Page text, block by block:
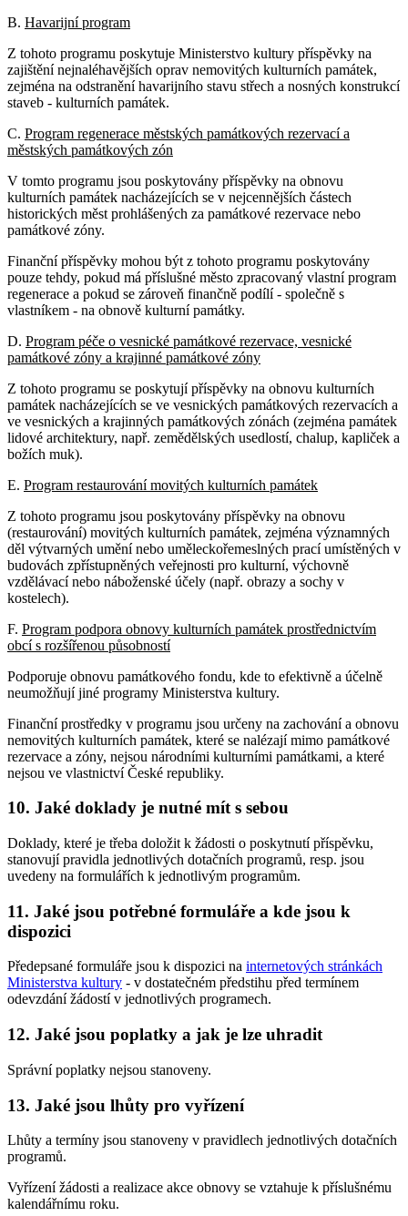
B. Havarijní program
Z tohoto programu poskytuje Ministerstvo kultury příspěvky na
zajištění nejnaléhavějších oprav nemovitých kulturních památek,
zejména na odstranění havarijního stavu střech a nosných konstrukcí
staveb - kulturních památek.
C. Program regenerace městských památkových rezervací a
městských památkových zón
V tomto programu jsou poskytovány příspěvky na obnovu
kulturních památek nacházejících se v nejcennějších částech
historických měst prohlášených za památkové rezervace nebo
památkové zóny.
Finanční příspěvky mohou být z tohoto programu poskytovány
pouze tehdy, pokud má příslušné město zpracovaný vlastní program
regenerace a pokud se zároveň finančně podílí - společně s
vlastníkem - na obnově kulturní památky.
D. Program péče o vesnické památkové rezervace, vesnické
památkové zóny a krajinné památkové zóny
Z tohoto programu se poskytují příspěvky na obnovu kulturních
památek nacházejících se ve vesnických památkových rezervacích a
ve vesnických a krajinných památkových zónách (zejména památek
lidové architektury, např. zemědělských usedlostí, chalup, kapliček a
božích muk).
E. Program restaurování movitých kulturních památek
Z tohoto programu jsou poskytovány příspěvky na obnovu
(restaurování) movitých kulturních památek, zejména významných
děl výtvarných umění nebo uměleckořemeslných prací umístěných v
budovách zpřístupněných veřejnosti pro kulturní, výchovně
vzdělávací nebo náboženské účely (např. obrazy a sochy v
kostelech).
F. Program podpora obnovy kulturních památek prostřednictvím
obcí s rozšířenou působností
Podporuje obnovu památkového fondu, kde to efektivně a účelně
neumožňují jiné programy Ministerstva kultury.
Finanční prostředky v programu jsou určeny na zachování a obnovu
nemovitých kulturních památek, které se nalézají mimo památkové
rezervace a zóny, nejsou národními kulturními památkami, a které
nejsou ve vlastnictví České republiky.
10. Jaké doklady je nutné mít s sebou
Doklady, které je třeba doložit k žádosti o poskytnutí příspěvku,
stanovují pravidla jednotlivých dotačních programů, resp. jsou
uvedeny na formulářích k jednotlivým programům.
11. Jaké jsou potřebné formuláře a kde jsou k
dispozici
Předepsané formuláře jsou k dispozici na internetových stránkách
Ministerstva kultury - v dostatečném předstihu před termínem
odevzdání žádostí v jednotlivých programech.
12. Jaké jsou poplatky a jak je lze uhradit
Správní poplatky nejsou stanoveny.
13. Jaké jsou lhůty pro vyřízení
Lhůty a termíny jsou stanoveny v pravidlech jednotlivých dotačních
programů.
Vyřízení žádosti a realizace akce obnovy se vztahuje k příslušnému
kalendářnímu roku.